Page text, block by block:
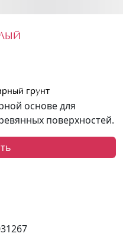
грунт
основе для
поверхностей.